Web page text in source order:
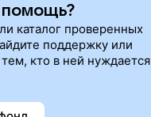
каталог проверенных
поддержку или
кто в ней нуждается